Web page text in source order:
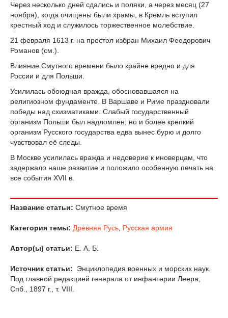
Через несколько дней сдались и поляки, а через месяц (27
ноября), когда очищены были храмы, в Кремль вступил
крестный ход и служилось торжественное молебствие.
21 февраля 1613 г. на престол избран Михаил Феодорович
Романов (см.).
Влияние Смутного времени было крайне вредно и для
России и для Польши.
Усилилась обоюдная вражда, обосновавшаяся на
религиозном фундаменте. В Варшаве и Риме праздновали
победы над схизматиками. Слабый государственный
организм Польши был надломлен; но и более крепкий
организм Русского государства едва вынес бурю и долго
чувствовал её следы.
В Москве усилилась вражда и недоверие к иноверцам, что
задержало наше развитие и положило особенную печать на
все события ХVII в.
Название статьи: Смутное время
Категория темы: Древняя Русь, Русская армия
Автор(ы) статьи: Е. А. Б.
Источник статьи:
Энциклопедия военных и морских наук.
Под главной редакцией генерала от инфантерии Леера,
Спб., 1897 г., т. VIII.